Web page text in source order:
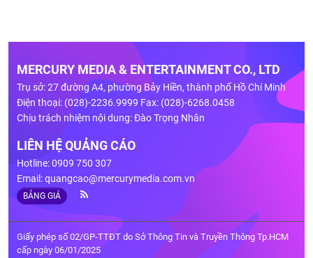
MERCURY MEDIA & ENTERTAINMENT CO., LTD
Trụ sở: 27 đường A4, phường Bảy Hiền, thành phố Hồ Chí Minh
Điện thoại: (028)-2236.9999 Fax: (028)-6268.0458
Chịu trách nhiệm nội dung: Đào Trọng Nhân
LIÊN HỆ QUẢNG CÁO
Hotline: 0909 750 307
Email:quangcao@mercurymedia.com.vn
BẢNG GIÁ
Giấy phép số 02/GP-TTĐT do Sở Thông Tin và Truyền Thông Tp.HCM
cấp ngày 06/01/2025